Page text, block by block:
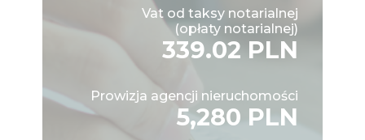
Vat od taksy notarialnej
(opłaty notarialnej)
339.02 PLN
Prowizja agencji nieruchomości
5,280 PLN